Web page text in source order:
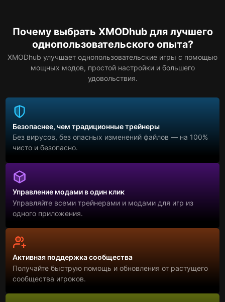
Почему выбрать XMODhub для лучшего
однопользовательского опыта?
XMODhub улучшает однопользовательские игры с помощью
мощных модов, простой настройки и большего
удовольствия.
Безопаснее, чем традиционные трейнеры
Без вирусов, без опасных изменений файлов — на 100%
чисто и безопасно.
Управление модами в один клик
Управляйте всеми трейнерами и модами для игр из
одного приложения.
Активная поддержка сообщества
Получайте быструю помощь и обновления от растущего
сообщества игроков.